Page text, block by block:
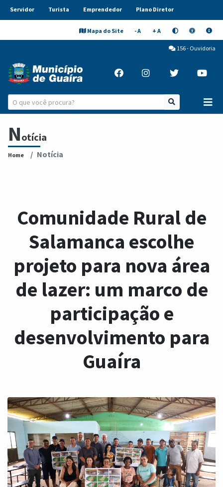
Servidor Turista Emprendedor Plano Diretor
Mapa do Site - A + A
156 - Ouvidoria
Notícia
Home Notícia
Comunidade Rural de
Salamanca escolhe
projeto para nova área
de lazer: um marco de
participação e
desenvolvimento para
Guaíra